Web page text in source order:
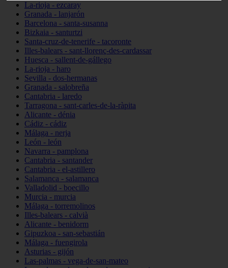
La-rioja - ezcaray
Granada - lanjarón
Barcelona - santa-susanna
Bizkaia - santurtzi
Santa-cruz-de-tenerife - tacoronte
Illes-balears - sant-llorenç-des-cardassar
Huesca - sallent-de-gállego
La-rioja - haro
Sevilla - dos-hermanas
Granada - salobreña
Cantabria - laredo
Tarragona - sant-carles-de-la-ràpita
Alicante - dénia
Cádiz - cádiz
Málaga - nerja
León - león
Navarra - pamplona
Cantabria - santander
Cantabria - el-astillero
Salamanca - salamanca
Valladolid - boecillo
Murcia - murcia
Málaga - torremolinos
Illes-balears - calvià
Alicante - benidorm
Gipuzkoa - san-sebastián
Málaga - fuengirola
Asturias - gijón
Las-palmas - vega-de-san-mateo